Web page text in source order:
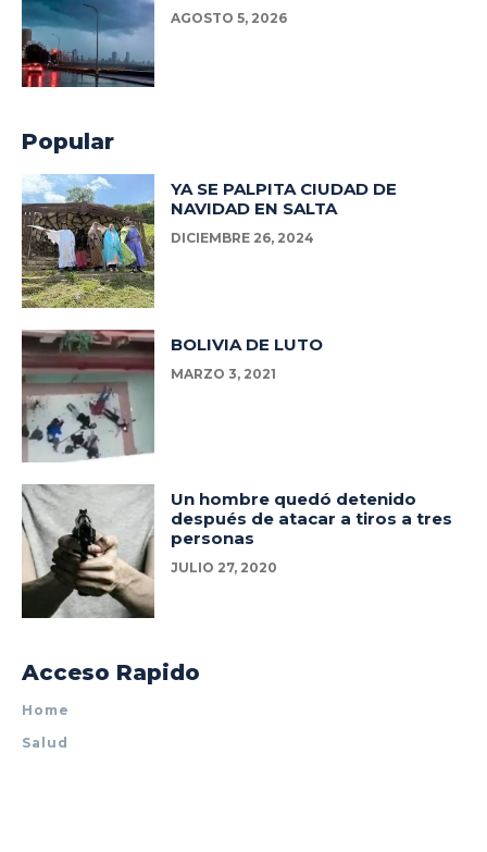
AGOSTO 5, 2026
Popular
YA SE PALPITA CIUDAD DE
NAVIDAD EN SALTA
DICIEMBRE 26, 2024
BOLIVIA DE LUTO
MARZO 3, 2021
Un hombre quedó detenido
después de atacar a tiros a tres
personas
JULIO 27, 2020
Acceso Rapido
Home
Salud